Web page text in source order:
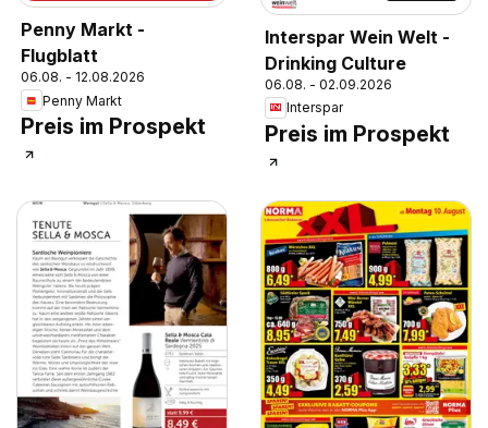
Penny Markt -
Flugblatt
06.08. - 12.08.2026
Penny Markt
Preis im Prospekt
Interspar Wein Welt -
Drinking Culture
06.08. - 02.09.2026
Interspar
Preis im Prospekt